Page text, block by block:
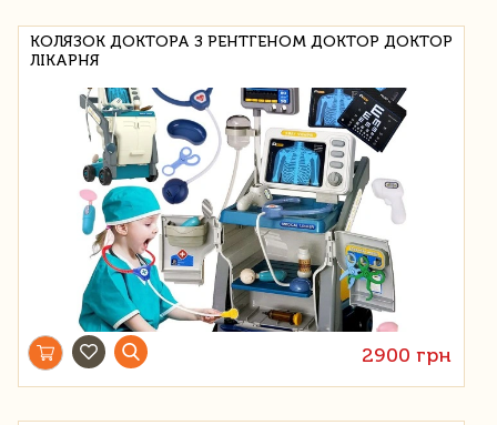
КОЛЯЗОК ДОКТОРА З РЕНТГЕНОМ ДОКТОР ДОКТОР
ЛІКАРНЯ
2900 грн